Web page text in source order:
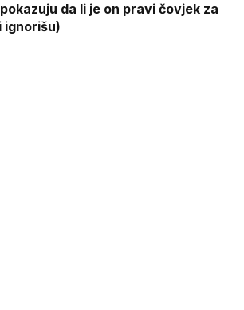
da li je on pravi čovjek za
ignorišu)